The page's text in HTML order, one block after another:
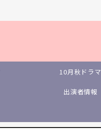
10月秋ドラマ
出演者情報